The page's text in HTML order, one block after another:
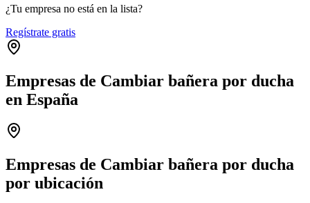
¿Tu empresa no está en la lista?
Regístrate gratis
Empresas de Cambiar bañera por ducha
en España
−
Empresas de Cambiar bañera por ducha
por ubicación